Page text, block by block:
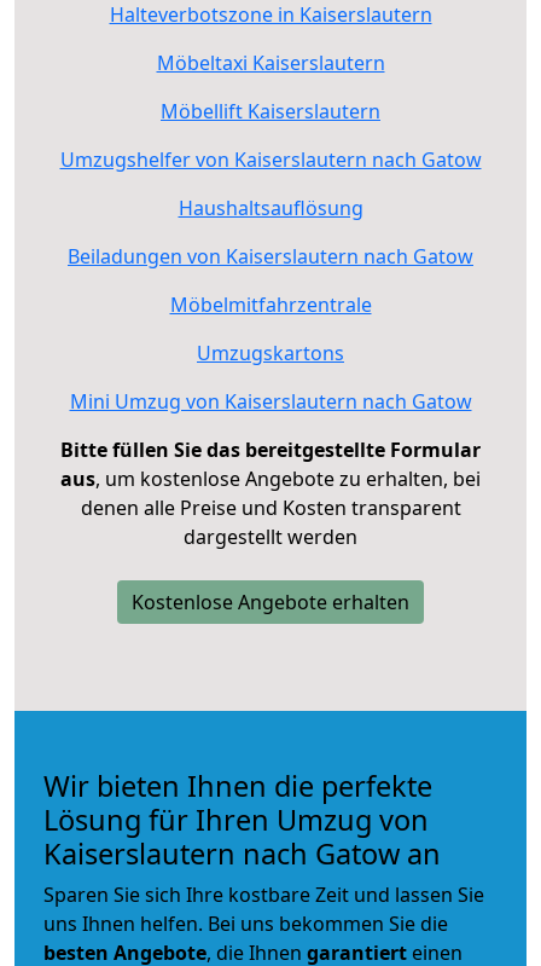
Halteverbotszone in Kaiserslautern
Möbeltaxi Kaiserslautern
Möbellift Kaiserslautern
Umzugshelfer von Kaiserslautern nach Gatow
Haushaltsauflösung
Beiladungen von Kaiserslautern nach Gatow
Möbelmitfahrzentrale
Umzugskartons
Mini Umzug von Kaiserslautern nach Gatow
Bitte füllen Sie das bereitgestellte Formular
aus, um kostenlose Angebote zu erhalten, bei
denen alle Preise und Kosten transparent
dargestellt werden
Kostenlose Angebote erhalten
Wir bieten Ihnen die perfekte
Lösung für Ihren Umzug von
Kaiserslautern nach Gatow an
Sparen Sie sich Ihre kostbare Zeit und lassen Sie
uns Ihnen helfen. Bei uns bekommen Sie die
besten Angebote, die Ihnen garantiert einen